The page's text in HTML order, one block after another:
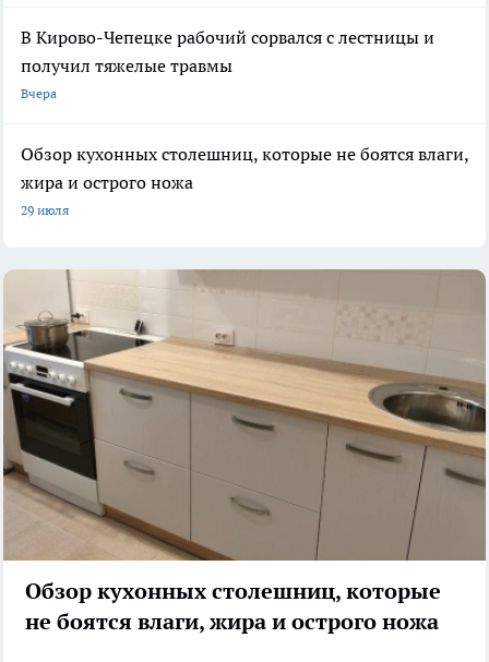
В Кирово-Чепецке рабочий сорвался с лестницы и
получил тяжелые травмы
Вчера
Обзор кухонных столешниц, которые не боятся влаги,
жира и острого ножа
29 июля
Обзор кухонных столешниц, которые
не боятся влаги, жира и острого ножа